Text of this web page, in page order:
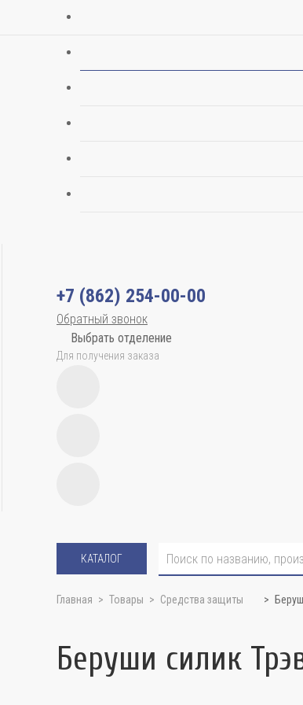
+7 (862) 254-00-00
Обратный звонок
Выбрать отделение
Для получения заказа
КАТАЛОГ
Главная Товары Средства защиты
Беруши силик